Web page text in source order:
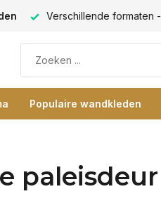
Verschillende formaten -
Populaire wandkleden
paleisdeur